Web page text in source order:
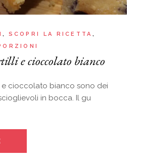
SCOPRI LA RICETTA
e cioccolato bianco
e cioccolato bianco sono dei
in bocca. Il gu